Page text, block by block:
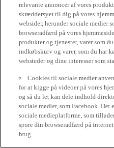
relevante annoncer af vores
skræddersyet til dig på vores
websider, herunder sociale medier
browseradfærd på vores
produkter og tjenester, varer som
indkøbskurv og varer, som du har
websteder og dine interesser som
Cookies til sociale medier
for at kigge på videoer på vores
og så du let kan dele indhold
sociale medier, som Facebook. Det
sociale medieplatforme, som
spore din browseradfærd på
brug.